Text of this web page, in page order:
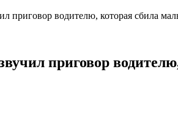
приговор водителю, которая сбила
приговор